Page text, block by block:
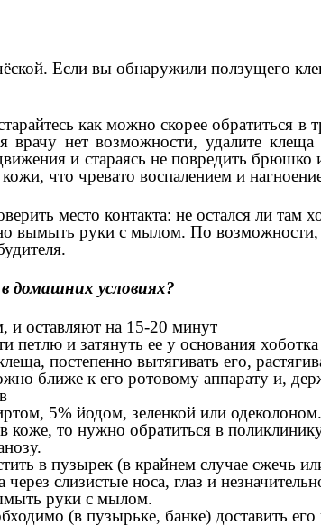
Если вы обнаружили ползущего
как можно скорее обратиться
врачу нет возможности, удалите
и стараясь не повредить брюшко
что чревато воспалением и
место контакта: не остался ли
вымыть руки с мылом. По
домашних условиях?
и оставляют на 15-20 минут
петлю и затянуть ее у основания
постепенно вытягивать его,
ближе к его ротовому аппарату и,
5% йодом, зеленкой или одеколоном.
в коже, то нужно обратиться в
в пузырек (в крайнем случае сжечь
слизистые носа, глаз и
руки с мылом.
(в пузырьке, банке) доставить